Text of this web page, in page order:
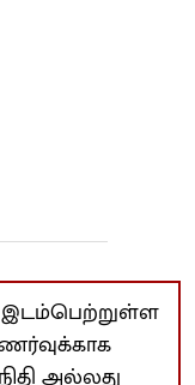
இடம்பெற்றுள்ள